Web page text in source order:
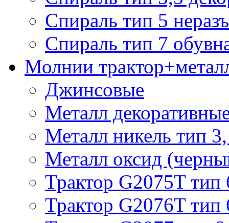
Спираль тип 5
Спираль тип 7
Молнии
Джинсовые
Металл
Металл никель тип
Металл оксид
Трактор G2075T тип
Трактор G2076T тип